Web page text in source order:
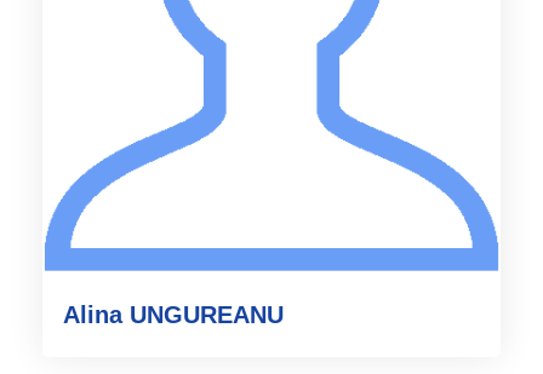
Alina UNGUREANU